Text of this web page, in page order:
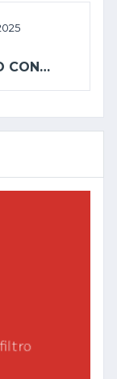
CON…